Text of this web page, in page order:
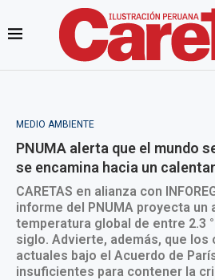
MEDIO AMBIENTE
PNUMA alerta que el mundo
se encamina hacia un
CARETAS en alianza con
informe del PNUMA proyecta un
temperatura global de entre 2.3
siglo. Advierte, además, que los
actuales bajo el Acuerdo de
insuficientes para contener la